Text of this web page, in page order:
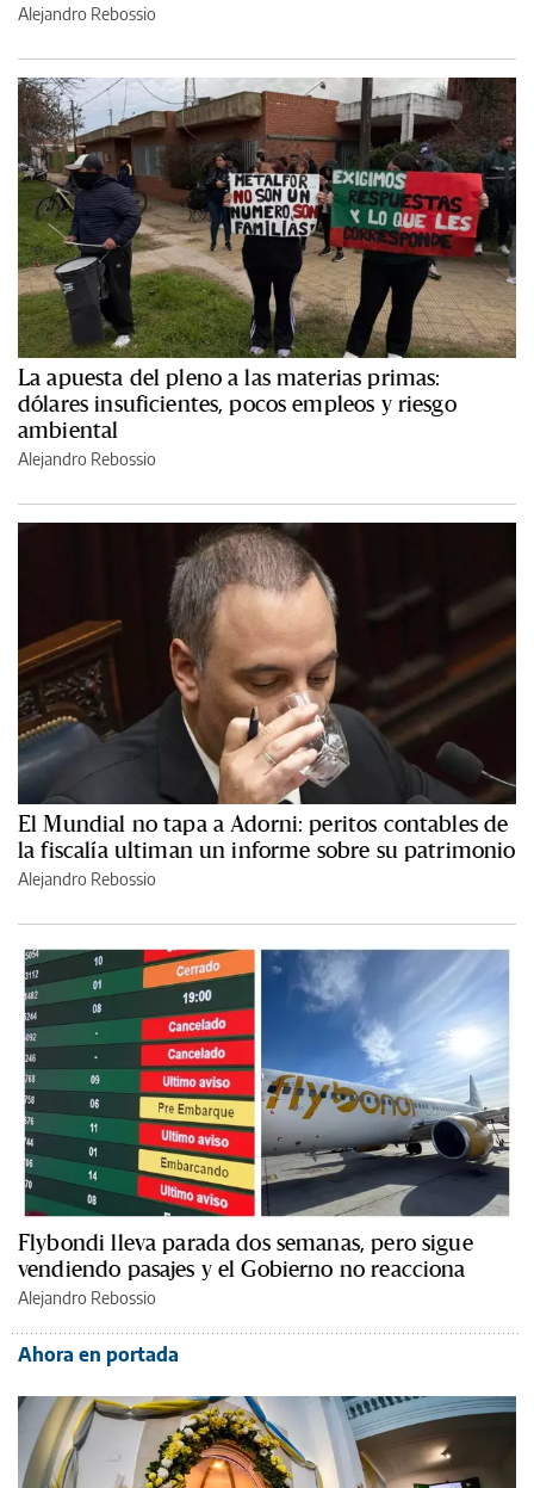
Alejandro Rebossio
La apuesta del pleno a las materias primas:
dólares insuficientes, pocos empleos y riesgo
ambiental
Alejandro Rebossio
El Mundial no tapa a Adorni: peritos contables de
la fiscalía ultiman un informe sobre su patrimonio
Alejandro Rebossio
Flybondi lleva parada dos semanas, pero sigue
vendiendo pasajes y el Gobierno no reacciona
Alejandro Rebossio
Ahora en portada